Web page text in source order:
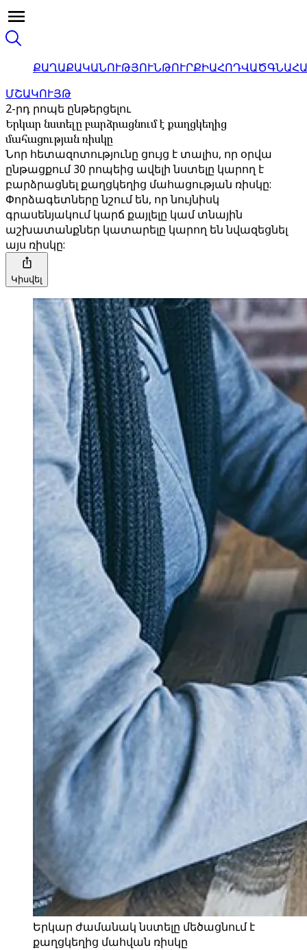
ՔԱՂԱՔԱԿԱՆՈՒԹՅՈՒՆԹՈՒՐՔԻԱՀՈԴՎԱԾ
ՄՇԱԿՈՒՅԹ
2-րդ րոպե ընթերցելու
Երկար նստելը բարձրացնում է քաղցկեղից
մահացության ռիսկը
Նոր հետազոտությունը ցույց է տալիս, որ օրվա
ընթացքում 30 րոպեից ավելի նստելը կարող է
բարձրացնել քաղցկեղից մահացության ռիսկը:
Փորձագետները նշում են, որ նույնիսկ
գրասենյակում կարճ քայլելը կամ տնային
աշխատանքներ կատարելը կարող են նվազեցնել
այս ռիսկը:
Կիսվել
Երկար ժամանակ նստելը մեծացնում է
քաղցկեղից մահվան ռիսկը